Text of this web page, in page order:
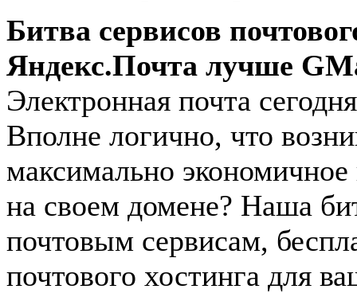
Битва сервисов
Яндекс.Почта лучше
Электронная почта
Вполне логично, что
максимально
на своем домене? Наша
почтовым сервисам,
почтового хостинга для